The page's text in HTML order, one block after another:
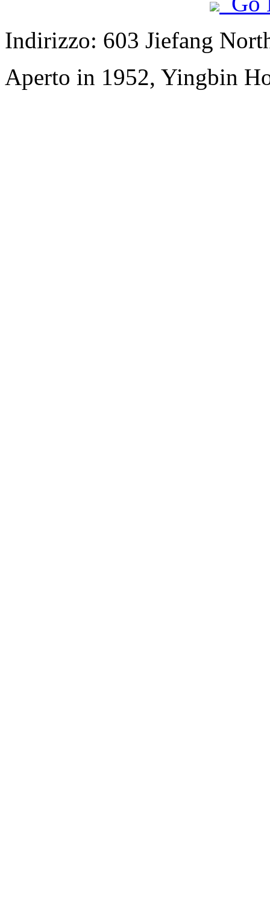
Indirizzo: 603 Jiefang
Aperto in 1952, Yingbin